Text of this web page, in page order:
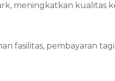
meningkatkan kualitas
fasilitas, pembayaran